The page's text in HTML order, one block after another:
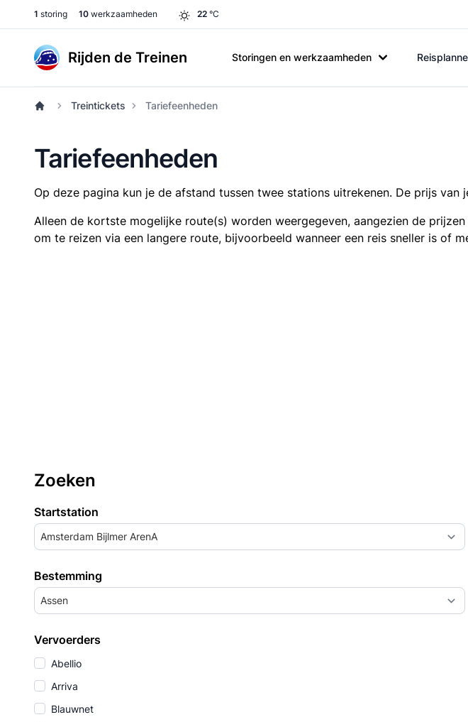
1 storing 10 werkzaamheden 22 °C
Rijden de Treinen Storingen en werkzaamheden
Treintickets Tariefeenheden
Tariefeenheden
Op deze pagina kun je de afstand tussen twee stations uitrekenen. De prijs
Alleen de kortste mogelijke route(s) worden weergegeven, aangezien de
om te reizen via een langere route, bijvoorbeeld wanneer een reis sneller is of
Zoeken
Startstation
Amsterdam Bijlmer ArenA
Bestemming
Assen
Vervoerders
Abellio
Arriva
Blauwnet